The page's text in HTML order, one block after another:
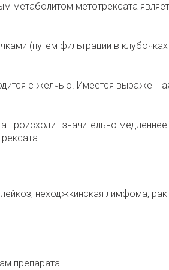
метаболитом метотрексата
(путем фильтрации в клубочках
с желчью. Имеется
значительно медленнее.
неходжкинская лимфома, рак
препарата.